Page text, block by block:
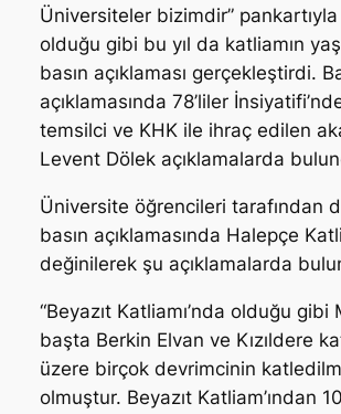
Üniversiteler bizimdir” pankartıyla
olduğu gibi bu yıl da katliamın
basın açıklaması gerçekleştirdi.
açıklamasında 78’liler
temsilci ve KHK ile ihraç edilen
Levent Dölek açıklamalarda
Üniversite öğrencileri tarafından
basın açıklamasında Halepçe
değinilerek şu açıklamalarda
“Beyazıt Katliamı’nda olduğu gibi
başta Berkin Elvan ve Kızıldere
üzere birçok devrimcinin
olmuştur. Beyazıt Katliam’ından